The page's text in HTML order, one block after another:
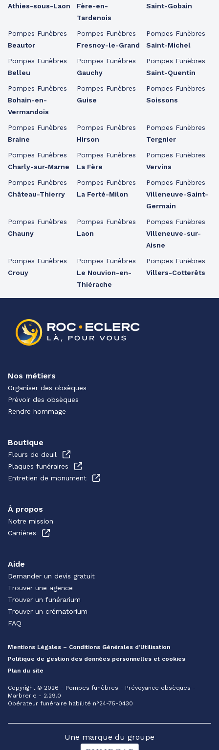
Athies-sous-Laon
Pompes Funèbres
Beautor
Pompes Funèbres
Belleu
Pompes Funèbres
Bohain-en-
Vermandois
Pompes Funèbres
Braine
Pompes Funèbres
Charly-sur-Marne
Pompes Funèbres
Château-Thierry
Pompes Funèbres
Chauny
Pompes Funèbres
Crouy
Fère-en-
Tardenois
Pompes Funèbres
Fresnoy-le-Grand
Pompes Funèbres
Gauchy
Pompes Funèbres
Guise
Pompes Funèbres
Hirson
Pompes Funèbres
La Fère
Pompes Funèbres
La Ferté-Milon
Pompes Funèbres
Laon
Pompes Funèbres
Le Nouvion-en-
Thiérache
Saint-Gobain
Pompes Funèbres
Saint-Michel
Pompes Funèbres
Saint-Quentin
Pompes Funèbres
Soissons
Pompes Funèbres
Tergnier
Pompes Funèbres
Vervins
Pompes Funèbres
Villeneuve-Saint-
Germain
Pompes Funèbres
Villeneuve-sur-
Aisne
Pompes Funèbres
Villers-Cotterêts
Nos métiers
Organiser des obsèques
Prévoir des obsèques
Rendre hommage
Boutique
Fleurs de deuil
Plaques funéraires
Entretien de monument
À propos
Notre mission
Carrières
Aide
Demander un devis gratuit
Trouver une agence
Trouver un funérarium
Trouver un crématorium
FAQ
Mentions Légales – Conditions Générales d’Utilisation
Politique de gestion des données personnelles et cookies
Plan du site
Copyright © 2026 - Pompes funèbres - Prévoyance obsèques -
Marbrerie - 2.29.0
Opérateur funéraire habilité n°24-75-0430
Une marque du groupe